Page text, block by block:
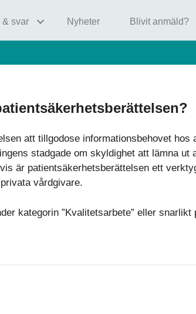
& svar Nyheter Blivit anmäld?
att tillgodose informationsbehovet hos
stadgade om skyldighet att lämna ut
är patientsäkerhetsberättelsen ett
vårdgivare.
kategorin ”Kvalitetsarbete” eller snarlikt